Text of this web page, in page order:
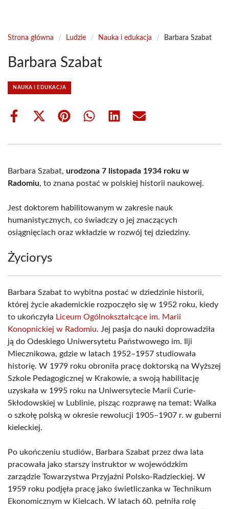
Strona główna / Ludzie / Nauka i edukacja / Barbara Szabat
Barbara Szabat
NAUKA I EDUKACJA
Share
Share
(Twitter)
Share Share Share Share
Barbara Szabat, urodzona 7 listopada 1934 roku w
Radomiu, to znana postać w polskiej historii naukowej.
Jest doktorem habilitowanym w zakresie nauk
humanistycznych, co świadczy o jej znaczących
osiągnięciach oraz wkładzie w rozwój tej dziedziny.
Życiorys
Barbara Szabat to wybitna postać w dziedzinie historii,
której życie akademickie rozpoczęło się w 1952 roku, kiedy
to ukończyła Liceum Ogólnokształcące im. Marii
Konopnickiej w Radomiu. Jej pasja do nauki doprowadziła
ją do Odeskiego Uniwersytetu Państwowego im. Ilji
Miecznikowa, gdzie w latach 1952–1957 studiowała
historię. W 1979 roku obroniła pracę doktorską na Wyższej
Szkole Pedagogicznej w Krakowie, a swoją habilitację
uzyskała w 1995 roku na Uniwersytecie Marii Curie-
Skłodowskiej w Lublinie, pisząc rozprawę na temat: Walka
o szkołę polską w okresie rewolucji 1905–1907 r. w guberni
kieleckiej.
Po ukończeniu studiów, Barbara Szabat przez dwa lata
pracowała jako starszy instruktor w wojewódzkim
zarządzie Towarzystwa Przyjaźni Polsko-Radzieckiej. W
1959 roku podjęła pracę jako świetliczanka w Technikum
Ekonomicznym w Kielcach. W latach 60. pełniła rolę